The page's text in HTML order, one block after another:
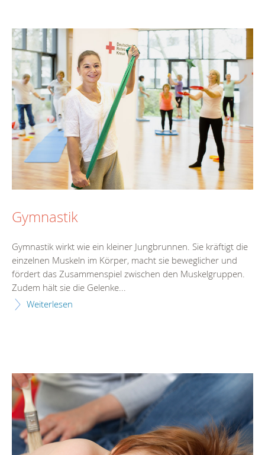
Gymnastik
Gymnastik wirkt wie ein kleiner Jungbrunnen. Sie kräftigt die
einzelnen Muskeln im Körper, macht sie beweglicher und
fördert das Zusammenspiel zwischen den Muskelgruppen.
Zudem hält sie die Gelenke...
Weiterlesen